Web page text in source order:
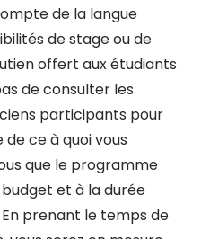
de la langue
de stage ou de
offert aux étudiants
de consulter les
participants pour
ce à quoi vous
que le programme
et à la durée
prenant le temps de